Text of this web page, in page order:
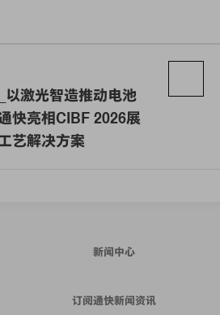
以激光智造推动电池
快亮相CIBF 2026展
艺解决方案
新闻中心
订阅通快新闻资讯